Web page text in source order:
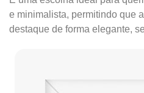
e minimalista, permitindo que
destaque de forma elegante,